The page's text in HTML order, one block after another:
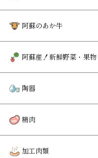
阿蘇のあか牛
阿蘇産！新鮮野菜・果物
陶器
精肉
加工肉類